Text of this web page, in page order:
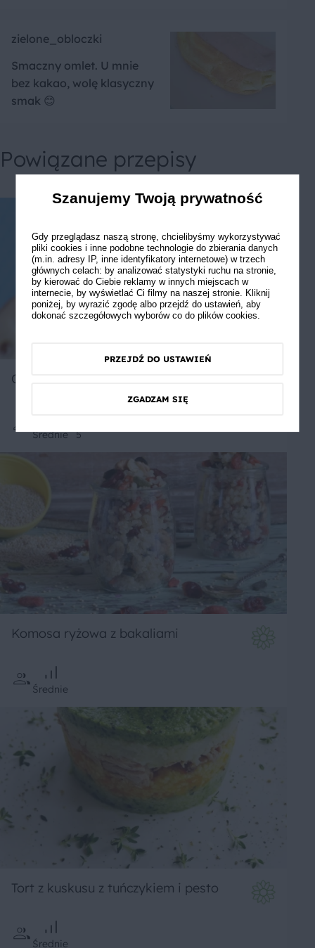
zielone_obloczki
Smaczny omlet. U mnie
bez kakao, wolę klasyczny
smak 😊
Powiązane przepisy
Ciastka na patyku
Średnie 5
Komosa ryżowa z bakaliami
Średnie
Tort z kuskusu z tuńczykiem i pesto
Średnie
Szanujemy Twoją prywatność
Gdy przeglądasz naszą stronę, chcielibyśmy wykorzystywać
pliki cookies i inne podobne technologie do zbierania danych
(m.in. adresy IP, inne identyfikatory internetowe) w trzech
głównych celach: by analizować statystyki ruchu na stronie,
by kierować do Ciebie reklamy w innych miejscach w
internecie, by wyświetlać Ci filmy na naszej stronie. Kliknij
poniżej, by wyrazić zgodę albo przejdź do ustawień, aby
dokonać szczegółowych wyborów co do plików cookies.
PRZEJDŹ DO USTAWIEŃ
ZGADZAM SIĘ